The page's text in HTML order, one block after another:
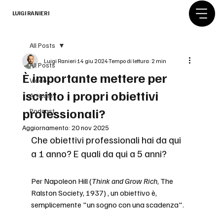
LUIGI RANIERI
All Posts
Video
Articolo
Podcast
All Posts
È importante mettere per
iscritto i propri obiettivi
professionali?
Luigi Ranieri14 giu 2024Tempo di lettura: 2 min
Aggiornamento: 20 nov 2025
Che obiettivi professionali hai da qui
a 1 anno? E quali da qui a 5 anni?
Per Napoleon Hill (Think and Grow Rich, The
Ralston Society, 1937) , un obiettivo è,
semplicemente "un sogno con una scadenza".